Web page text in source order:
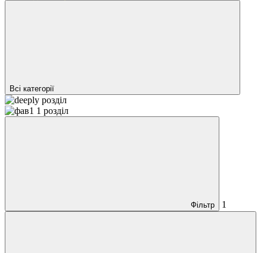
Всі категорії
Фільтр 1